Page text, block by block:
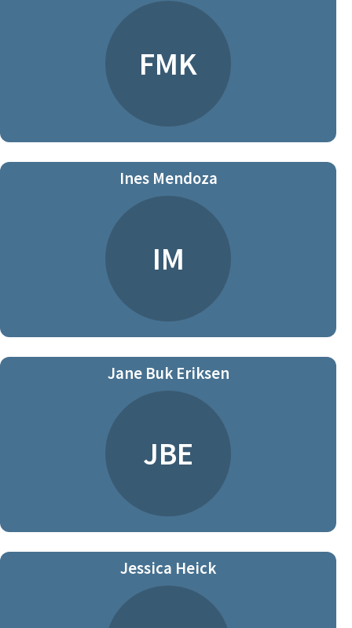
FMK
Ines Mendoza
IM
Jane Buk Eriksen
JBE
Jessica Heick